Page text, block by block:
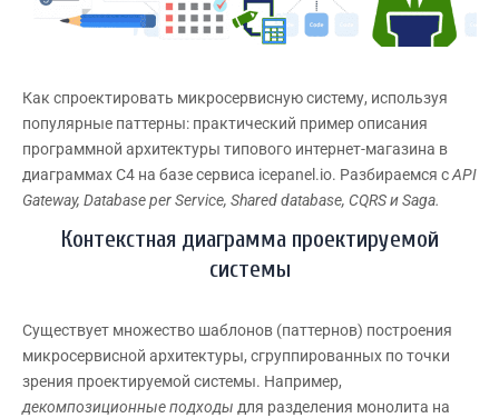
Как спроектировать микросервисную систему, используя
популярные паттерны: практический пример описания
программной архитектуры типового интернет-магазина в
диаграммах С4 на базе сервиса icepanel.io. Разбираемся сAPI
Gateway, DatabaseperService, Shareddatabase, CQRS иSaga.
Контекстная диаграмма проектируемой
системы
Существует множество шаблонов (паттернов) построения
микросервисной архитектуры, сгруппированных по точки
зрения проектируемой системы. Например,
декомпозиционные подходы для разделения монолита на